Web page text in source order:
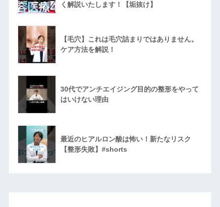
く解説いたします！【垢抜け】
【毛穴】これは毛穴詰まりではありません。
ケア方法を解説！
30代でアンチエイジング目的の整形をやって
はいけない理由
最近のヒアルロン酸は怖い！新たなリスク
【整形失敗】#shorts